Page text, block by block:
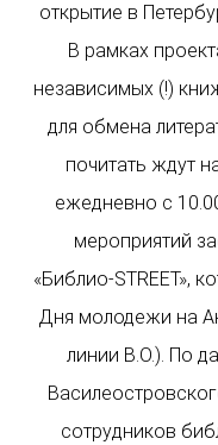
открытие в
В рамках
независимых (!)
для обмена
почитать ждут
ежедневно с
мероприятий
«Библио-STREET»,
Дня молодежи на
линии В.О.). По
сотрудников